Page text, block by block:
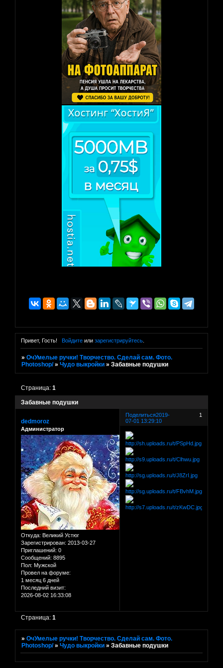
Привет, Гость! Войдитеили зарегистрируйтесь.
»ОчУмелые ручки! Творчество. Сделай сам. Фото.
Photoshop/ »Чудо выкройки »Забавные подушки
Забавные подушки
Страница:1
Поделиться 1
2019-
07-01 13:29:10
dedmoroz
Администратор
Откуда: Великий Устюг
Зарегистрирован: 2013-03-27
Приглашений: 0
Сообщений: 8895
Пол: Мужской
Провел на форуме:
1 месяц 6 дней
Последний визит:
2026-08-02 16:33:08
Страница:1
»ОчУмелые ручки! Творчество. Сделай сам. Фото.
Photoshop/ »Чудо выкройки »Забавные подушки